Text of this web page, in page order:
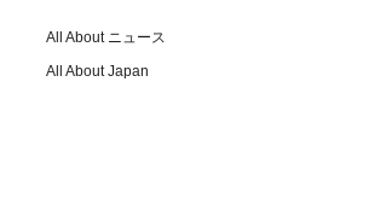
All About ニュース
All About Japan